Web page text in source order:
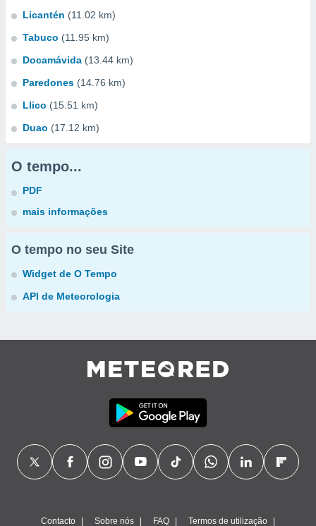
Licantén (11.02 km)
Tabuco (11.95 km)
Docamávida (13.44 km)
Paredones (14.76 km)
Llico (15.51 km)
Duao (17.12 km)
O tempo...
PDF
mais informações
O tempo no seu Site
Widget de O Tempo
API de Meteorologia
Contacto Sobre nós FAQ Termos de utilização